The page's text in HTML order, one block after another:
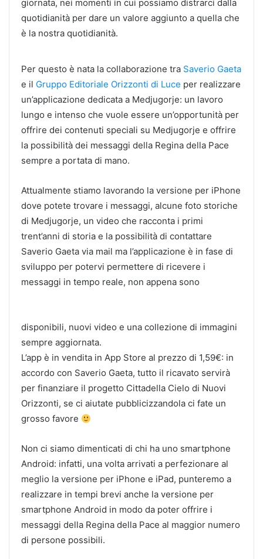
giornata, nei momenti in cui possiamo distrarci dalla
quotidianità per dare un valore aggiunto a quella che
è la nostra quotidianità.
Per questo è nata la collaborazione tra Saverio Gaeta
e il Gruppo Editoriale Orizzonti di Luce per realizzare
un’applicazione dedicata a Medjugorje: un lavoro
lungo e intenso che vuole essere un’opportunità per
offrire dei contenuti speciali su Medjugorje e offrire
la possibilità dei messaggi della Regina della Pace
sempre a portata di mano.
Attualmente stiamo lavorando la versione per iPhone
dove potete trovare i messaggi, alcune foto storiche
di Medjugorje, un video che racconta i primi
trent’anni di storia e la possibilità di contattare
Saverio Gaeta via mail ma l’applicazione è in fase di
sviluppo per potervi permettere di ricevere i
messaggi in tempo reale, non appena sono
disponibili, nuovi video e una collezione di immagini
sempre aggiornata.
L’app è in vendita in App Store al prezzo di 1,59€: in
accordo con Saverio Gaeta, tutto il ricavato servirà
per finanziare il progetto Cittadella Cielo di Nuovi
Orizzonti, se ci aiutate pubblicizzandola ci fate un
grosso favore
Non ci siamo dimenticati di chi ha uno smartphone
Android: infatti, una volta arrivati a perfezionare al
meglio la versione per iPhone e iPad, punteremo a
realizzare in tempi brevi anche la versione per
smartphone Android in modo da poter offrire i
messaggi della Regina della Pace al maggior numero
di persone possibili.